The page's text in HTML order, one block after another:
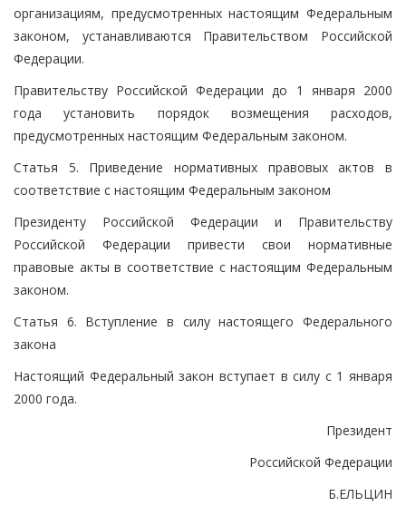
организациям, предусмотренных настоящим Федеральным
законом, устанавливаются Правительством Российской
Федерации.
Правительству Российской Федерации до 1 января 2000
года установить порядок возмещения расходов,
предусмотренных настоящим Федеральным законом.
Статья 5. Приведение нормативных правовых актов в
соответствие с настоящим Федеральным законом
Президенту Российской Федерации и Правительству
Российской Федерации привести свои нормативные
правовые акты в соответствие с настоящим Федеральным
законом.
Статья 6. Вступление в силу настоящего Федерального
закона
Настоящий Федеральный закон вступает в силу с 1 января
2000 года.
Президент
Российской Федерации
Б.ЕЛЬЦИН